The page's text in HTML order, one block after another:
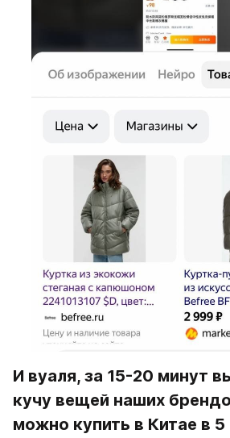
И вуаля, за 15-20 минут
кучу вещей наших
можно купить в Китае в 5